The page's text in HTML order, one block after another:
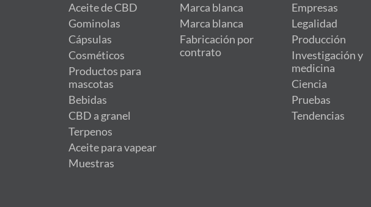
Aceite de CBD
Gominolas
Cápsulas
Cosméticos
Productos para
mascotas
Bebidas
CBD a granel
Terpenos
Aceite para vapear
Muestras
Marca blanca
Marca blanca
Fabricación por
contrato
Empresas
Legalidad
Producción
Investigación y
medicina
Ciencia
Pruebas
Tendencias